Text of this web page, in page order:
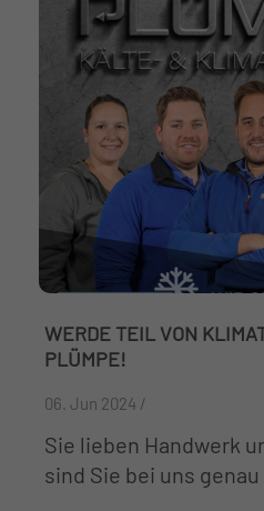
WERDE TEIL VON
PLÜMPE!
06. Jun 2024 /
Sie lieben Handwerk
sind Sie bei uns